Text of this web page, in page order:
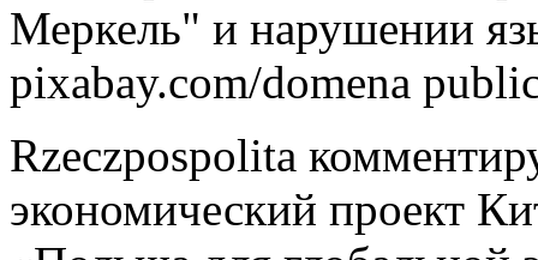
Меркель" и нарушении
pixabay.com/domena
Rzeczpospolita
экономический проект